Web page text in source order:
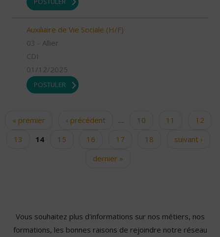
Auxiliaire de Vie Sociale (H/F)
03 - Allier
CDI
01/12/2025
POSTULER
Pages
« premier ‹ précédent … 10 11
12
13
14 15 16 17 18
suivant ›
dernier »
Vous souhaitez plus d'informations sur nos métiers, nos
formations, les bonnes raisons de rejoindre notre réseau